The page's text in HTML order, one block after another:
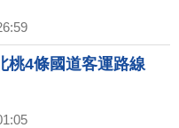
桃4條國道客運路線